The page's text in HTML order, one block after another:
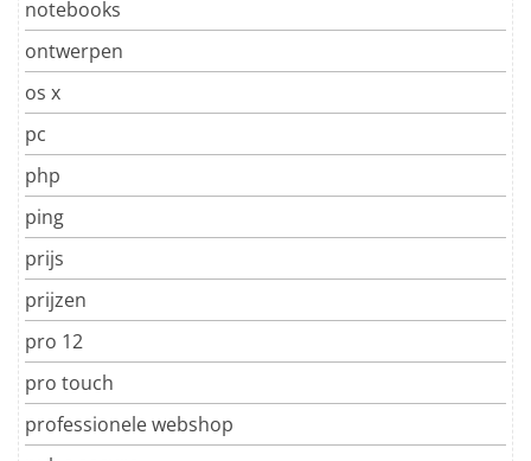
notebooks
ontwerpen
os x
pc
php
ping
prijs
prijzen
pro 12
pro touch
professionele webshop